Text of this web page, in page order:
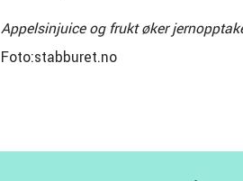
Appelsinjuice og frukt øker
Foto:stabburet.no